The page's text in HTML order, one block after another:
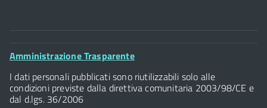
Comune di Firenze
Palazzo Vecchio
Piazza della Signoria - 50122, Firenze
Footer
Amministrazione Trasparente
I dati personali pubblicati sono riutilizzabili solo alle
condizioni previste dalla direttiva comunitaria 2003/98/CE e
dal d.lgs. 36/2006